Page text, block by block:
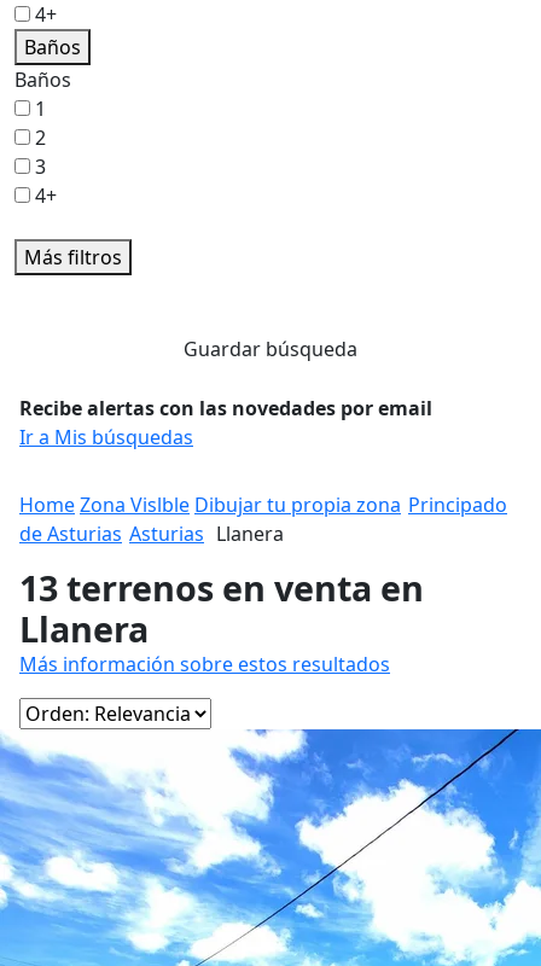
4+
Baños
Baños
1
2
3
4+
Más filtros
Guardar búsqueda
Recibe alertas con las novedades por email
Ir a Mis búsquedas
HomeZona Vislble Dibujar tu propia zona Principado
de Asturias Asturias Llanera
13 terrenos en venta en
Llanera
Más información sobre estos resultados